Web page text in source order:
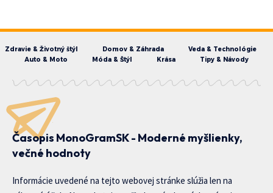
Zdravie & Životný štýl Domov & Záhrada
Veda & Technológie
Auto & Moto
Móda & Štýl Krása Tipy & Návody
Časopis MonoGramSK - Moderné myšlienky,
večné hodnoty
Informácie uvedené na tejto webovej stránke slúžia len na